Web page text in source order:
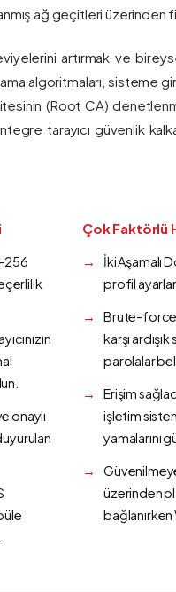
ağ geçitleri üzerinden
artırmak ve
algoritmaları, sisteme
(Root CA)
tarayıcı güvenlik
256
onaylı
Çok Faktörlü
İki Aşamalı
profil
Brute-force
karşı
parolalar
Erişim
işletim
yamalarını
üzerinden
bağlanırken